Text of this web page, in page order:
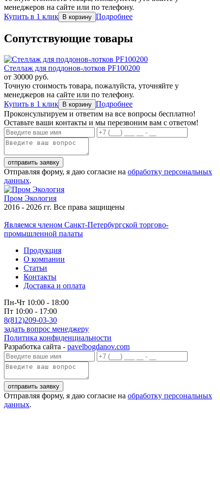
менеджеров на сайте или по телефону.
Купить в 1 клик
Подробнее
Сопутствующие товары
Стеллаж для поддонов-лотков PF100200
от 30000 руб.
Точную стоимость товара, пожалуйста, уточняйте у
менеджеров на сайте или по телефону.
Купить в 1 клик
Подробнее
Проконсультируем и ответим на все вопросы бесплатно!
Оставьте ваши контакты и мы перезвоним вам с ответом!
Отправляя форму, я даю согласие на обработку персональных
данных.
Пром Экология
2016 - 2026 гг. Все права защищены
Являемся членом Санкт-Петербургской торгово-
промышленной палаты
Продукция
О компании
Статьи
Контакты
Доставка и оплата
Пн-Чт 10:00 - 18:00
Пт 10:00 - 17:00
8(812)209-03-30
задать вопрос менеджеру
Политика конфиденциальности
Разработка сайта - pavelbogdanov.com
Отправляя форму, я даю согласие на обработку персональных
данных.